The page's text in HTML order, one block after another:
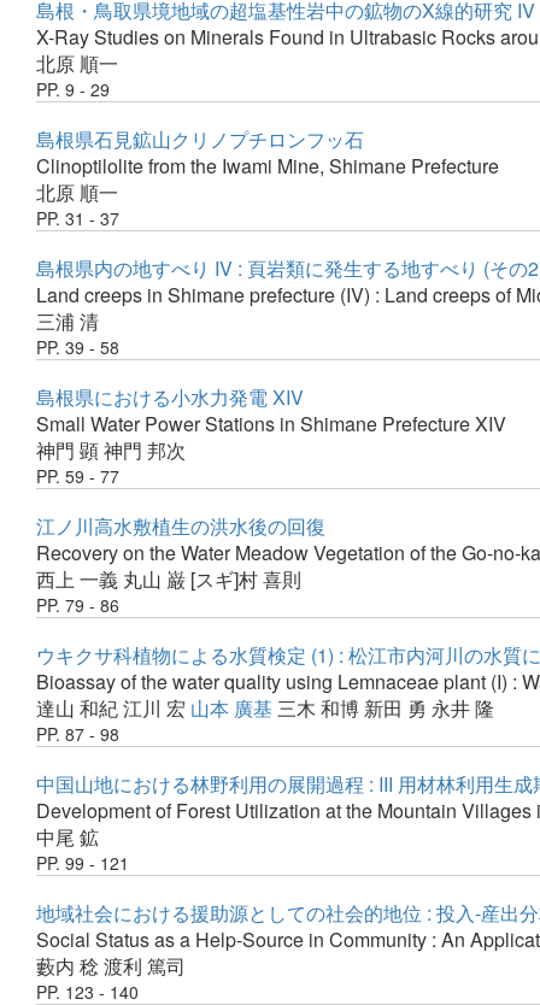
島根・鳥取県境地域の超塩基性岩中の鉱物のX線的研究 IV
X-Ray Studies on Minerals Found in Ultrabasic Rocks
北原 順一
PP. 9 - 29
島根県石見鉱山クリノプチロンフッ石
Clinoptilolite from the Iwami Mine, Shimane Prefecture
北原 順一
PP. 31 - 37
島根県内の地すべり IV : 頁岩類に発生する地すべり (そ
Land creeps in Shimane prefecture (IV) : Land creeps of
三浦 清
PP. 39 - 58
島根県における小水力発電 XIV
Small Water Power Stations in Shimane Prefecture XIV
神門 顕神門 邦次
PP. 59 - 77
江ノ川高水敷植生の洪水後の回復
Recovery on the Water Meadow Vegetation of the Go-no-
西上 一義 丸山 巌 [スギ]村 喜則
PP. 79 - 86
ウキクサ科植物による水質検定 (1) : 松江市内河川の水質
Bioassay of the water quality using Lemnaceae plant (I) :
達山 和紀江川 宏 山本 廣基 三木 和博 新田 勇 永井 隆
PP. 87 - 98
中国山地における林野利用の展開過程 : III 用材林利用生
Development of Forest Utilization at the Mountain
中尾 鉱
PP. 99 - 121
地域社会における援助源としての社会的地位 : 投入-産出
Social Status as a Help-Source in Community : An
藪内 稔 渡利 篤司
PP. 123 - 140